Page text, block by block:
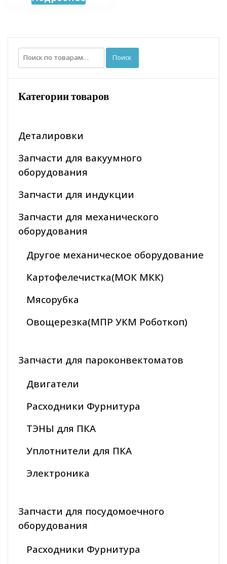
Искать: Поиск
Категории товаров
Деталировки
Запчасти для вакуумного
оборудования
Запчасти для индукции
Запчасти для механического
оборудования
Другое механическое оборудование
Картофелечистка(МОК МКК)
Мясорубка
Овощерезка(МПР УКМ Роботкоп)
Запчасти для пароконвектоматов
Двигатели
Расходники Фурнитура
ТЭНЫ для ПКА
Уплотнители для ПКА
Электроника
Запчасти для посудомоечного
оборудования
Расходники Фурнитура